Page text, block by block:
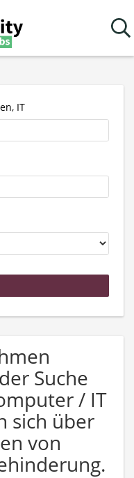
IT
Suche
/ IT
sich über
von